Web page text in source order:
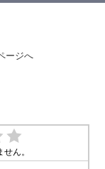
ージへ
ん。